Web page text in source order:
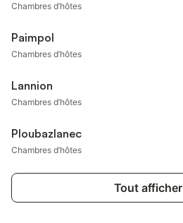
Chambres d’hôtes
Paimpol
Chambres d’hôtes
Lannion
Chambres d’hôtes
Ploubazlanec
Chambres d’hôtes
Tout afficher